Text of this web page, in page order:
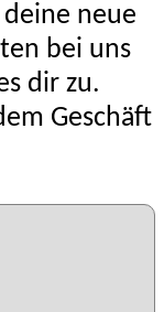
neue
bei uns
dir zu.
Geschäft